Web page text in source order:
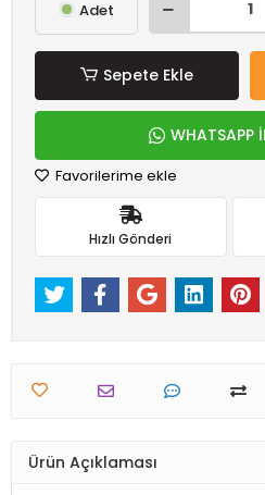
Adet
Sepete Ekle
WHATSAPP
Favorilerime ekle
Hızlı Gönderi
Ürün Açıklaması